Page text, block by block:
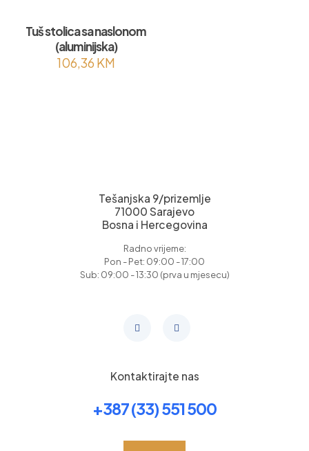
Tuš stolica sa naslonom
(aluminijska)
106,36 KM
Tešanjska 9/prizemlje
71000 Sarajevo
Bosna i Hercegovina
Radno vrijeme:
Pon - Pet: 09:00 - 17:00
Sub: 09:00 - 13:30 (prva u mjesecu)
Kontaktirajte nas
+387 (33) 551 500